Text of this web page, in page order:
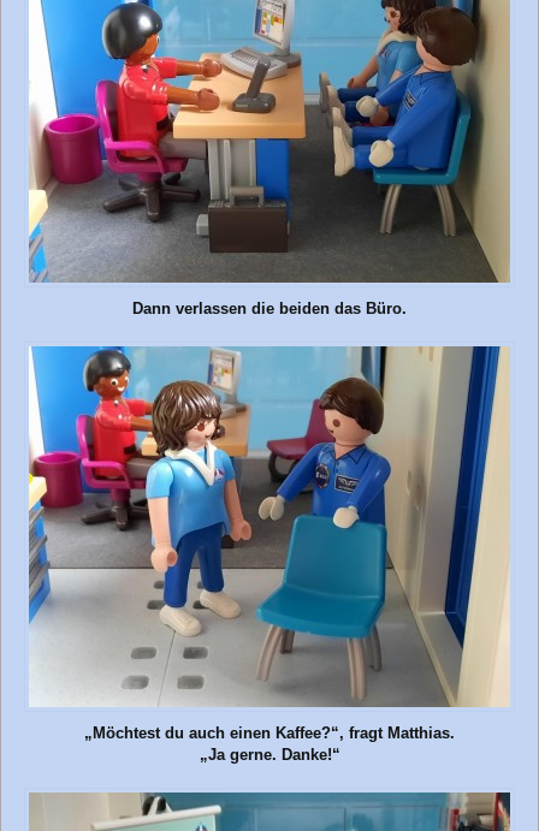
Dann verlassen die beiden das Büro.
„Möchtest du auch einen Kaffee?“, fragt Matthias.
„Ja gerne. Danke!“